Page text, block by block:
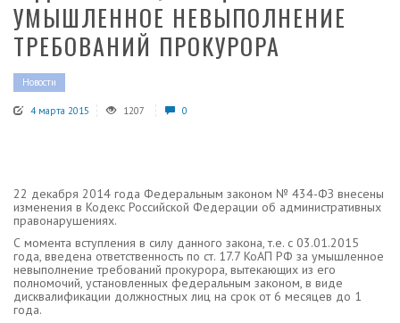
УМЫШЛЕННОЕ НЕВЫПОЛНЕНИЕ
ТРЕБОВАНИЙ ПРОКУРОРА
Новости
4 марта 2015 1207 0
22 декабря 2014 года Федеральным законом № 434-ФЗ внесены
изменения в Кодекс Российской Федерации об административных
правонарушениях.
С момента вступления в силу данного закона, т.е. с 03.01.2015
года, введена ответственность по ст. 17.7 КоАП РФ за умышленное
невыполнение требований прокурора, вытекающих из его
полномочий, установленных федеральным законом, в виде
дисквалификации должностных лиц на срок от 6 месяцев до 1
года.